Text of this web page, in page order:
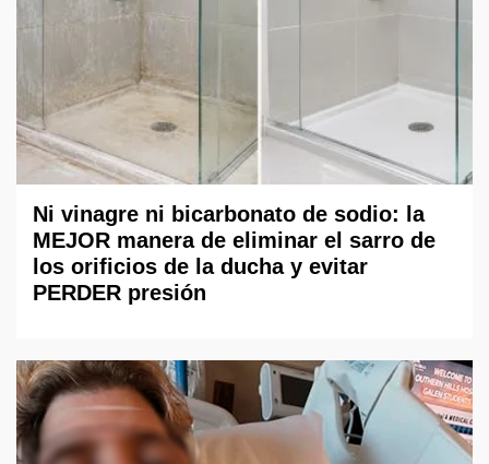
Ni vinagre ni bicarbonato de sodio: la
MEJOR manera de eliminar el sarro de
los orificios de la ducha y evitar
PERDER presión